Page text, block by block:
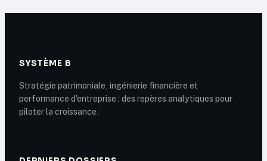
2025 ?
SYSTÈME B
Stratégie patrimoniale, ingénierie financière et
performance d'entreprise : des repères analytiques pour
piloter la croissance.